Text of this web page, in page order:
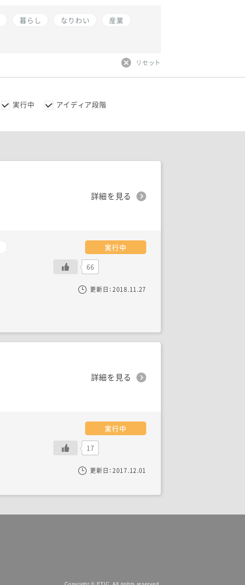
暮らし なりわい
産業
リセット
実行中 アイディア段階
詳細を見る
実行中
66
更新日： 2018.11.27
詳細を見る
実行中
17
更新日： 2017.12.01
Copyright © ETIC. All rights reserved.